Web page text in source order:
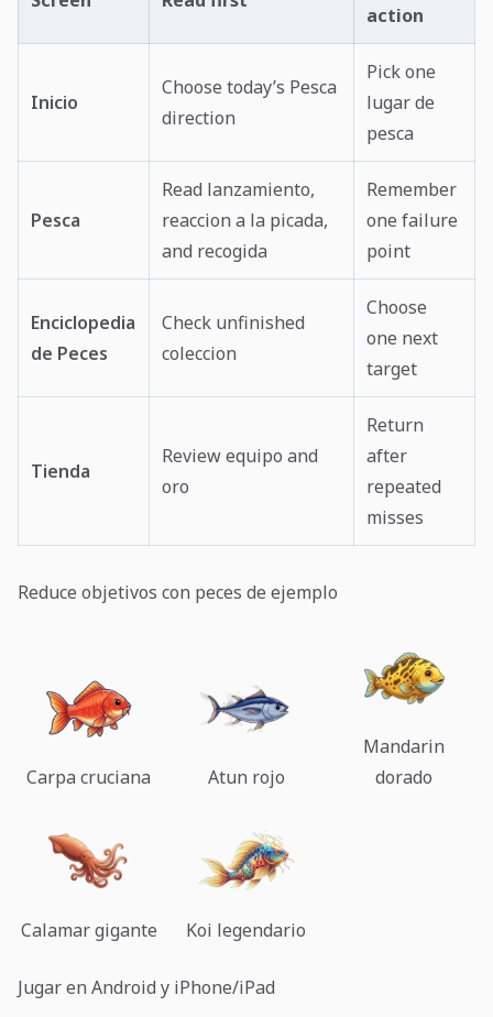
action
Inicio
Choose today’s Pesca
direction
Pick one
lugar de
pesca
Pesca
Read lanzamiento,
reaccion a la picada,
and recogida
Remember
one failure
point
Enciclopedia
de Peces
Check unfinished
coleccion
Choose
one next
target
Tienda
Review equipo and
oro
Return
after
repeated
misses
Reduce objetivos con peces de ejemplo
Carpa cruciana Atun rojo
Mandarin
dorado
Calamar gigante Koi legendario
Jugar en Android y iPhone/iPad